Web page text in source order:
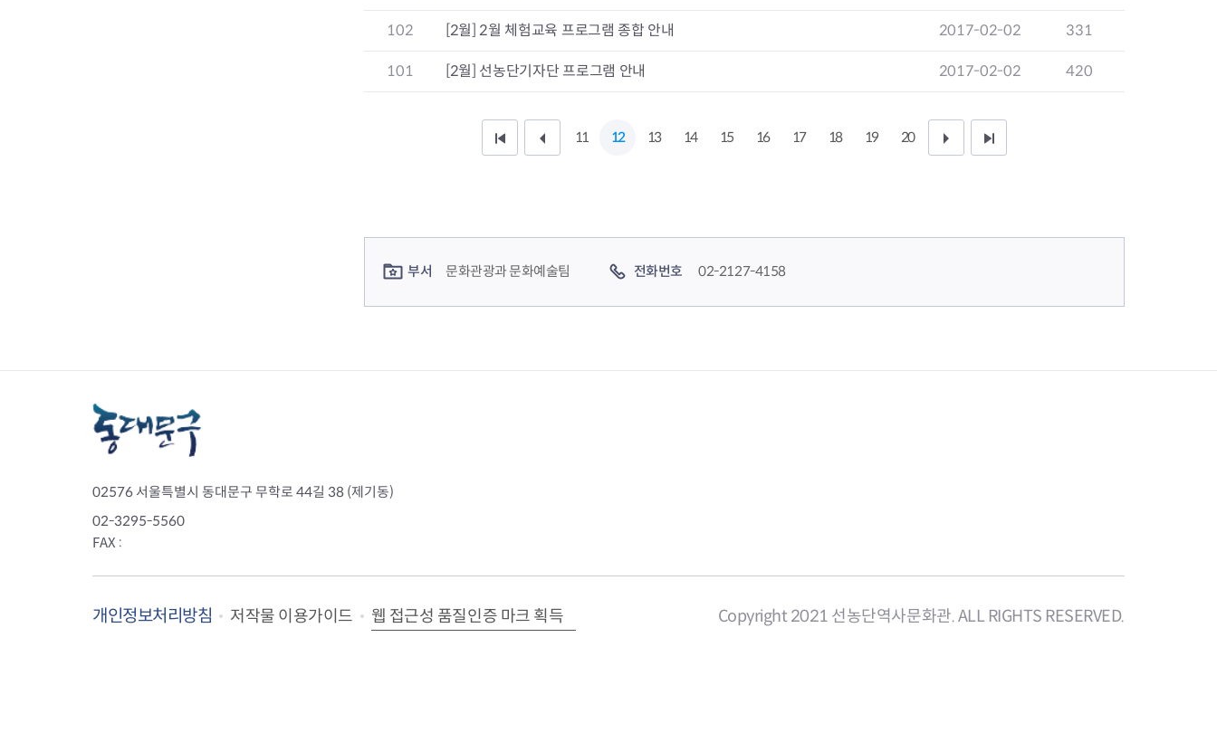
102 [2월] 2월 체험교육 프로그램 종합 안내 2017-02-02 331
101 [2월] 선농단기자단 프로그램 안내 2017-02-02 420
처
지 페
11 12 13 14 15 16 17 18 19 20 끝
부서 문화관광과 문화예술팀 전화번호 02-2127-4158
02576 서울특별시 동대문구 무학로 44길 38 (제기동)
02-3295-5560
FAX :
개인정보처리방침 저작물 이용가이드 웹 접근성 품질인증 마크 획득 Copyright 2021 선농단역사문화관. ALL RIGHTS RESERVED.